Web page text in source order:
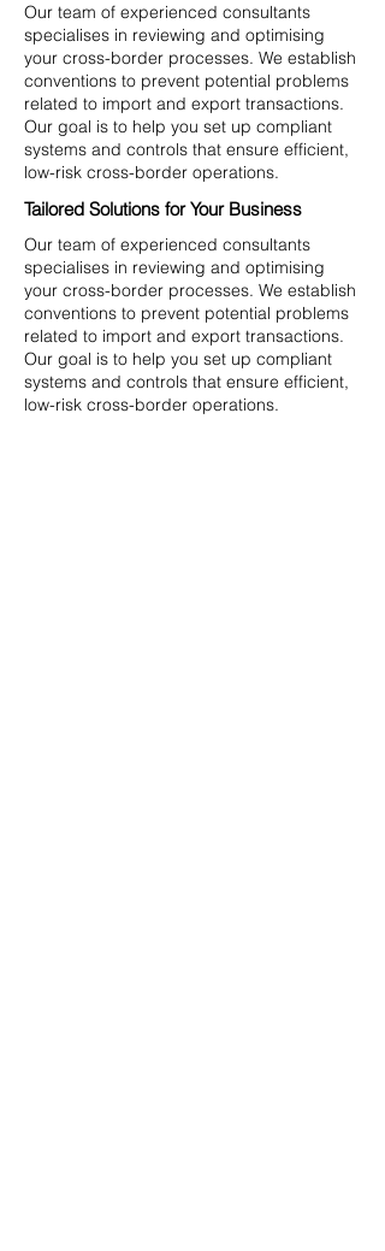
Our team of experienced consultants
specialises in reviewing and optimising
your cross-border processes. We establish
conventions to prevent potential problems
related to import and export transactions.
Our goal is to help you set up compliant
systems and controls that ensure efficient,
low-risk cross-border operations.
Tailored Solutions for Your Business
Our team of experienced consultants
specialises in reviewing and optimising
your cross-border processes. We establish
conventions to prevent potential problems
related to import and export transactions.
Our goal is to help you set up compliant
systems and controls that ensure efficient,
low-risk cross-border operations.